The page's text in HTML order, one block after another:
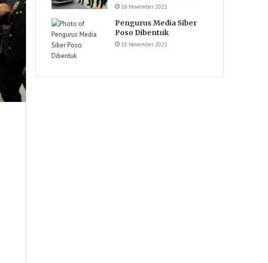
18 November 2021
Pengurus Media Siber
Poso Dibentuk
15 November 2021